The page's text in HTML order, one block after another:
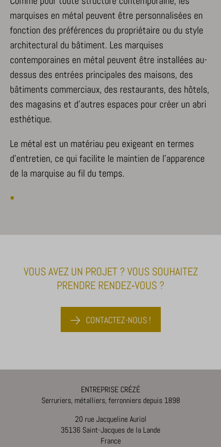
marquises en métal peuvent être personnalisées en
fonction des préférences du propriétaire ou du style
architectural du bâtiment. Les marquises
contemporaines en métal peuvent être installées au-
dessus des entrées principales des maisons, des
bâtiments commerciaux, des restaurants, des hôtels,
des magasins et d’autres espaces pour créer un abri
esthétique.
Le métal est un matériau peu exigeant en termes
d’entretien, ce qui facilite le maintien de l’apparence
de la marquise au fil du temps.
VOUS AVEZ UN PROJET ? VOUS SOUHAITEZ
PRENDRE RENDEZ‑VOUS ?
CONTACTEZ-NOUS !
ENTREPRISE CRÉZÉ
Serruriers, métalliers, ferronniers depuis 1898
20 rue Jacqueline Auriol
35136 Saint-Jacques de la Lande
France